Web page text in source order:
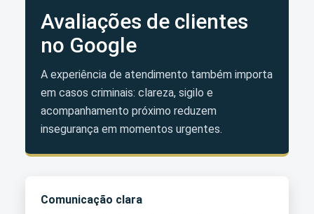
Avaliações de clientes
no Google
A experiência de atendimento também importa
em casos criminais: clareza, sigilo e
acompanhamento próximo reduzem
insegurança em momentos urgentes.
Comunicação clara